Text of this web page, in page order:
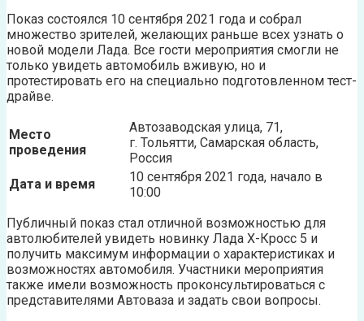
Показ состоялся 10 сентября 2021 года и собрал
множество зрителей, желающих раньше всех узнать о
новой модели Лада. Все гости мероприятия смогли не
только увидеть автомобиль вживую, но и
протестировать его на специально подготовленном тест-
драйве.
Место
проведения
Автозаводская улица, 71,
г. Тольятти, Самарская область,
Россия
Дата и время
10 сентября 2021 года, начало в
10:00
Публичный показ стал отличной возможностью для
автолюбителей увидеть новинку Лада Х-Кросс 5 и
получить максимум информации о характеристиках и
возможностях автомобиля. Участники мероприятия
также имели возможность проконсультироваться с
представителями Автоваза и задать свои вопросы.